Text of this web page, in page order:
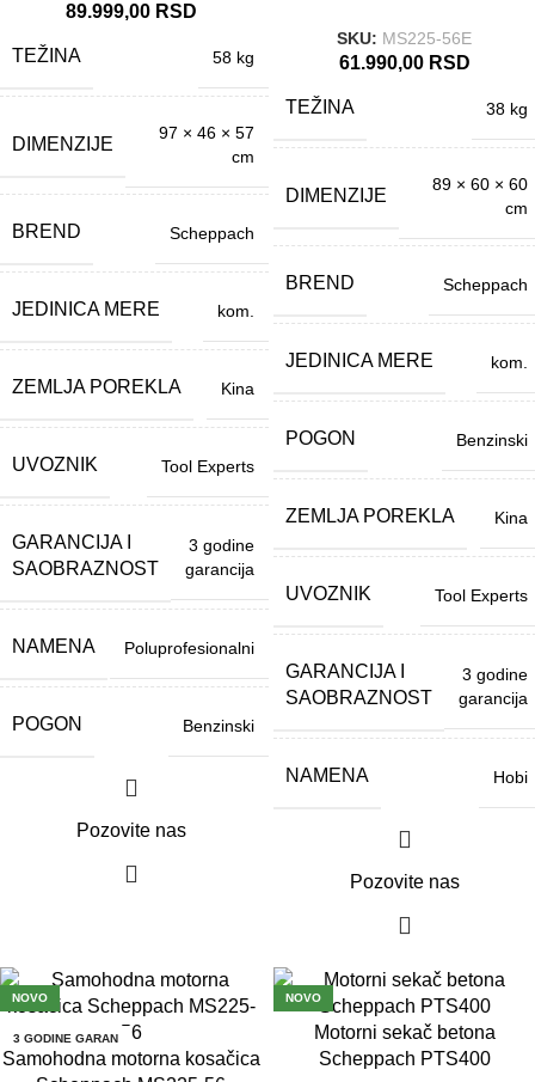
89.999,00 RSD
TEŽINA 58 kg
DIMENZIJE
97 × 46 × 57
cm
BREND Scheppach
JEDINICA MERE kom.
ZEMLJA POREKLA Kina
UVOZNIK Tool Experts
GARANCIJA I
SAOBRAZNOST
3 godine
garancija
NAMENA Poluprofesionalni
POGON Benzinski
Pozovite nas
SKU: MS225-56E
61.990,00 RSD
TEŽINA 38 kg
DIMENZIJE
89 × 60 × 60
cm
BREND Scheppach
JEDINICA MERE kom.
POGON Benzinski
ZEMLJA POREKLA Kina
UVOZNIK Tool Experts
GARANCIJA I
SAOBRAZNOST
3 godine
garancija
NAMENA Hobi
Pozovite nas
NOVO
3 GODINE GARAN
CIJA
Samohodna motorna kosačica
NOVO
3 GODINE GARAN
CIJA
Motorni sekač betona
Scheppach PTS400